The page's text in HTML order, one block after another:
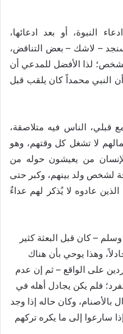
النبوة، أو بعد ادعائها،
– سنجد – لاشك – بعض التناقض،
لذا الأفضل للمدعي أن
أن النبي محمداً كان يلقب قبل
قبلي، الناس فيه متلاصقة،
لا تشغل كل وقتهم، وهو
من يعيشون حوله من
لشخص ولد بينهم، وكبر حتى
عادوه لا يُذكر لهم عداءٌ
– كان قبل البعثة كثير
وهذا يوحي بأن هناك
على الواقع – ثم إن عدم
فلم يكن يجادل أهله في
بالأصنام، وكان حاله إذا وجد
سارعوا إلى ما يكره تركهم